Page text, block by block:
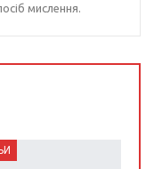
мислення.